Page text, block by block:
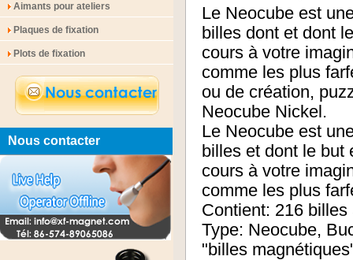
Aimants pour ateliers
Plaques de fixation
Plots de fixation
Nous contacter
Le Neocube est
billes dont et dont
cours à votre
comme les plus
ou de création,
Neocube Nickel.
Le Neocube est
billes et dont le but
cours à votre
comme les plus
Contient: 216
Type: Neocube,
"billes